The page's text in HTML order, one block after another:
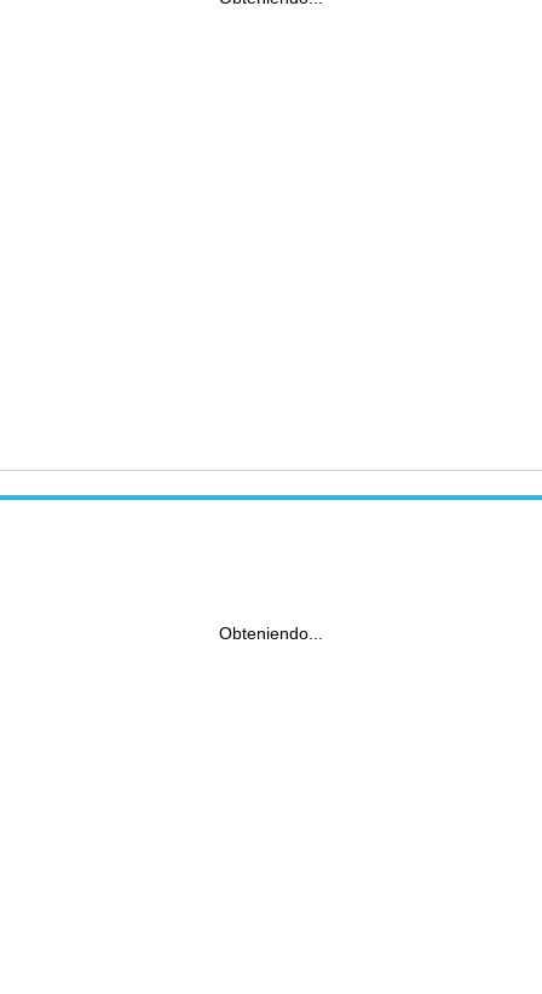
Obteniendo...